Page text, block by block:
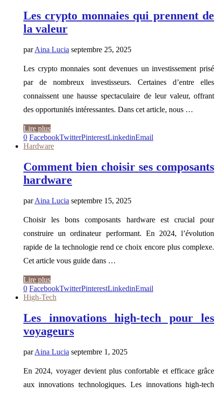
Les crypto monnaies qui prennent de
la valeur
parAina Lucia septembre 25, 2025
Les crypto monnaies sont devenues un investissement prisé
par de nombreux investisseurs. Certaines d’entre elles
connaissent une hausse spectaculaire de leur valeur, offrant
des opportunités intéressantes. Dans cet article, nous …
Lire plus
0 FacebookTwitterPinterestLinkedinEmail
Hardware
Comment bien choisir ses composants
hardware
parAina Lucia septembre 15, 2025
Choisir les bons composants hardware est crucial pour
construire un ordinateur performant. En 2024, l’évolution
rapide de la technologie rend ce choix encore plus complexe.
Cet article vous guide dans …
Lire plus
0 FacebookTwitterPinterestLinkedinEmail
High-Tech
Les innovations high-tech pour les
voyageurs
parAina Lucia septembre 1, 2025
En 2024, voyager devient plus confortable et efficace grâce
aux innovations technologiques. Les innovations high-tech